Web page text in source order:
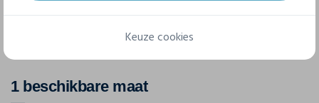
Samenstelling
1 beschikbare maat
Keuze cookies